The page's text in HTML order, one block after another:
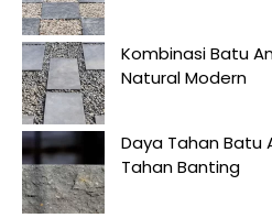
Kombinasi Batu
Natural Modern
Daya Tahan Batu
Tahan Banting